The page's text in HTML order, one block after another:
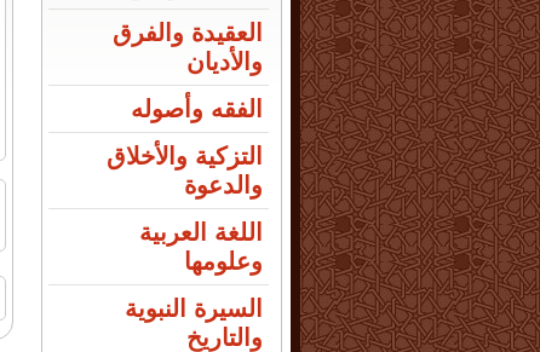
العقيدة والفرق
والأديان
الفقه وأصوله
التزكية والأخلاق
والدعوة
اللغة العربية
وعلومها
السيرة النبوية
والتاريخ